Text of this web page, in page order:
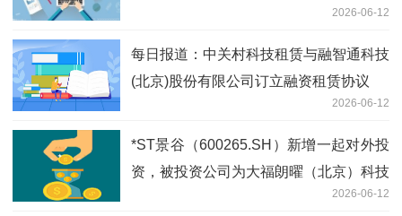
2026-06-12
每日报道：中关村科技租赁与融智通科技
(北京)股份有限公司订立融资租赁协议
2026-06-12
*ST景谷（600265.SH）新增一起对外投
资，被投资公司为大福朗曜（北京）科技
2026-06-12